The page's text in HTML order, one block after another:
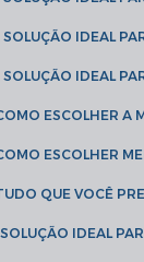
SOLUÇÃO IDEAL
SOLUÇÃO IDEAL
ESCOLHER
ESCOLHER
QUE VOCÊ
SOLUÇÃO IDEAL